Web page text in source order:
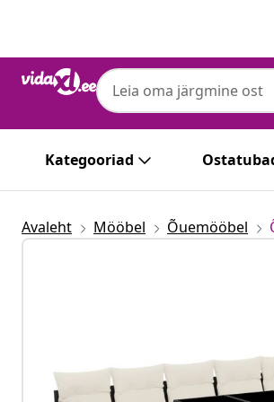
Kategooriad
Avaleht Mööbel Õuemööbel